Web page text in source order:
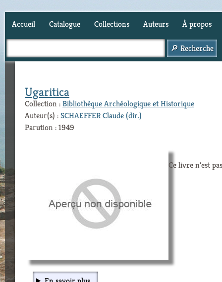
Accueil Catalogue Collections Auteurs À propos
Ugaritica
Collection :Bibliothèque Archéologique et Historique
Auteur(s) :SCHAEFFER Claude (dir.)
Parution : 1949
Ce livre n'est